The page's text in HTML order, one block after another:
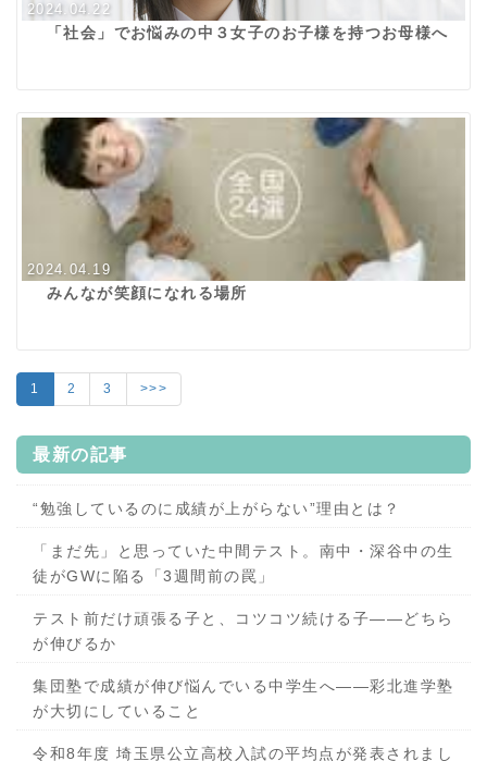
2024.04.22
「社会」でお悩みの中３女子のお子様を持つお母様へ
2024.04.19
みんなが笑顔になれる場所
1 2 3 >>>
最新の記事
“勉強しているのに成績が上がらない”理由とは？
「まだ先」と思っていた中間テスト。南中・深谷中の生
徒がGWに陥る「3週間前の罠」
テスト前だけ頑張る子と、コツコツ続ける子——どちら
が伸びるか
集団塾で成績が伸び悩んでいる中学生へ——彩北進学塾
が大切にしていること
令和8年度 埼玉県公立高校入試の平均点が発表されまし